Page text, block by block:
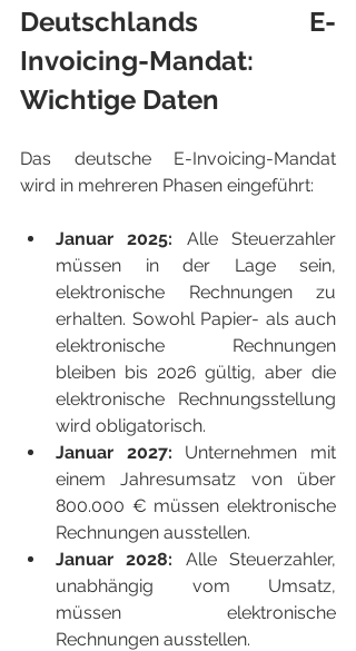
Deutschlands E-
Invoicing-Mandat:
Wichtige Daten
Das deutsche E-Invoicing-Mandat
wird in mehreren Phasen eingeführt:
Januar 2025: Alle Steuerzahler
müssen in der Lage sein,
elektronische Rechnungen zu
erhalten. Sowohl Papier- als auch
elektronische Rechnungen
bleiben bis 2026 gültig, aber die
elektronische Rechnungsstellung
wird obligatorisch.
Januar 2027: Unternehmen mit
einem Jahresumsatz von über
800.000 € müssen elektronische
Rechnungen ausstellen.
Januar 2028: Alle Steuerzahler,
unabhängig vom Umsatz,
müssen elektronische
Rechnungen ausstellen.